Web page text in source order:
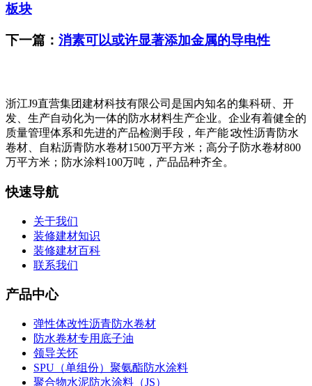
板块
下一篇： 消素可以或许显著添加金属的导电性
浙江J9直营集团建材科技有限公司是国内知名的集科研、开
发、生产自动化为一体的防水材料生产企业。企业有着健全的
质量管理体系和先进的产品检测手段，年产能∶改性沥青防水
卷材、自粘沥青防水卷材1500万平方米；高分子防水卷材800
万平方米；防水涂料100万吨，产品品种齐全。
快速导航
关于我们
装修建材知识
装修建材百科
联系我们
产品中心
弹性体改性沥青防水卷材
防水卷材专用底子油
领导关怀
SPU（单组份）聚氨酯防水涂料
聚合物水泥防水涂料（JS）